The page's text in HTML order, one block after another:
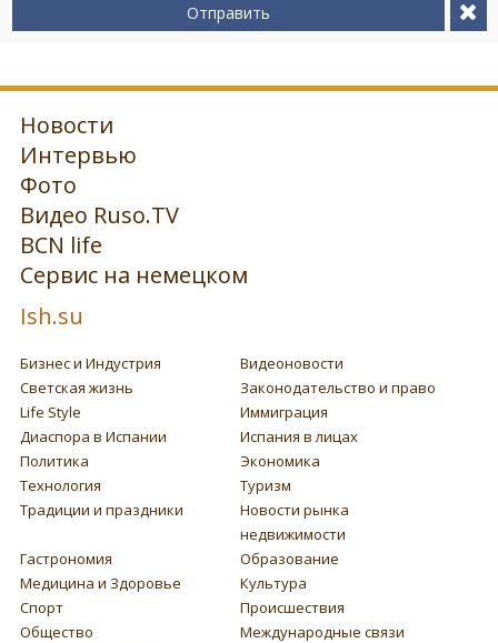
Отправить
Новости
Интервью
Фото
Видео Ruso.TV
BCN life
Сервис на немецком
Ish.su
Бизнес и Индустрия
Видеоновости
Светская жизнь
Законодательство и право
Life Style
Иммиграция
Диаспора в Испании
Испания в лицах
Политика
Экономика
Технология
Туризм
Традиции и праздники
Новости рынка
недвижимости
Гастрономия
Образование
Медицина и Здоровье
Культура
Спорт
Происшествия
Общество
Международные связи